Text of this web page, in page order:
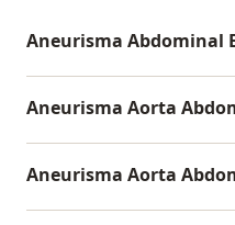
Aneurisma Abdominal
Aneurisma Aorta
Aneurisma Aorta